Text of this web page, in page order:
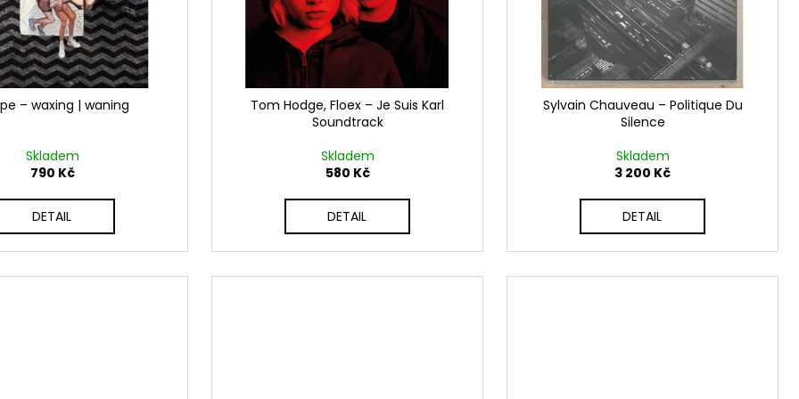
– waxing | waning
Skladem
790 Kč
DETAIL
Tom Hodge, Floex – Je Suis Karl
Soundtrack
Skladem
580 Kč
DETAIL
Sylvain Chauveau ‎– Politique Du
Silence
Skladem
3 200 Kč
DETAIL